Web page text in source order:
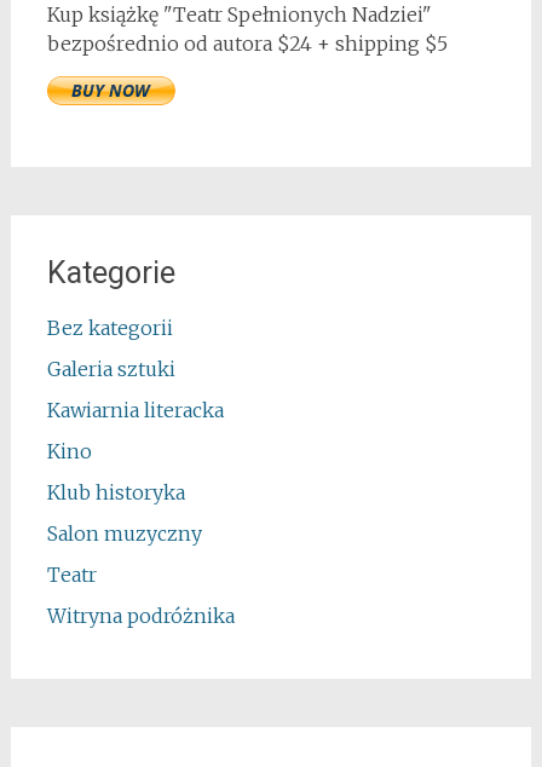
Kup książkę "Teatr Spełnionych Nadziei"
bezpośrednio od autora $24 + shipping $5
Kategorie
Bez kategorii
Galeria sztuki
Kawiarnia literacka
Kino
Klub historyka
Salon muzyczny
Teatr
Witryna podróżnika